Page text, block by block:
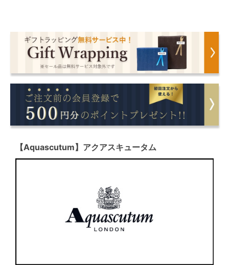
【Aquascutum】アクアスキュータム